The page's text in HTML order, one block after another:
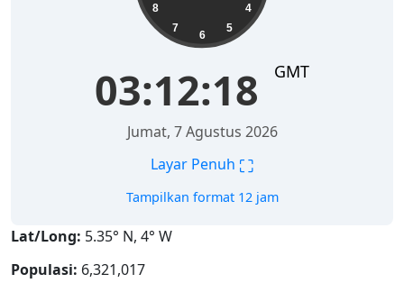
4
5
6
7
8
03:12:19 GMT
Jumat, 7 Agustus 2026
Layar Penuh ⛶
Tampilkan format 12 jam
Lat/Long: 5.35° N, 4° W
Populasi: 6,321,017